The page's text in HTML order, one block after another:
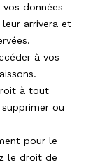
données
arrivera et
à vos
à tout
ou
pour le
le droit de